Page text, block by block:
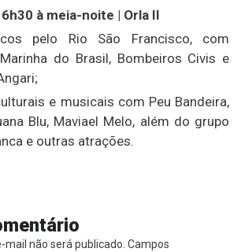
à meia-noite | Orla II
pelo Rio São Francisco, com
do Brasil, Bombeiros Civis e
e musicais com Peu Bandeira,
Blu, Maviael Melo, além do grupo
e outras atrações.
mail não será publicado. Campos